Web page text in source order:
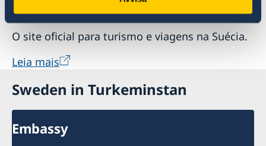
Bem-vindo à Suécia
O site oficial para turismo e viagens na Suécia.
Leia mais
Sweden in Turkeminstan
Embassy